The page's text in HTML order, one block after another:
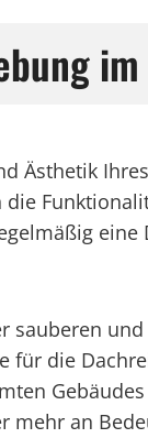
Ästhetik
die
an